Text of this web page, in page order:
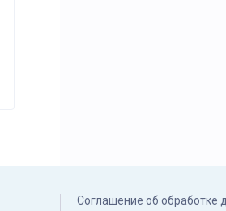
Соглашение об обработке